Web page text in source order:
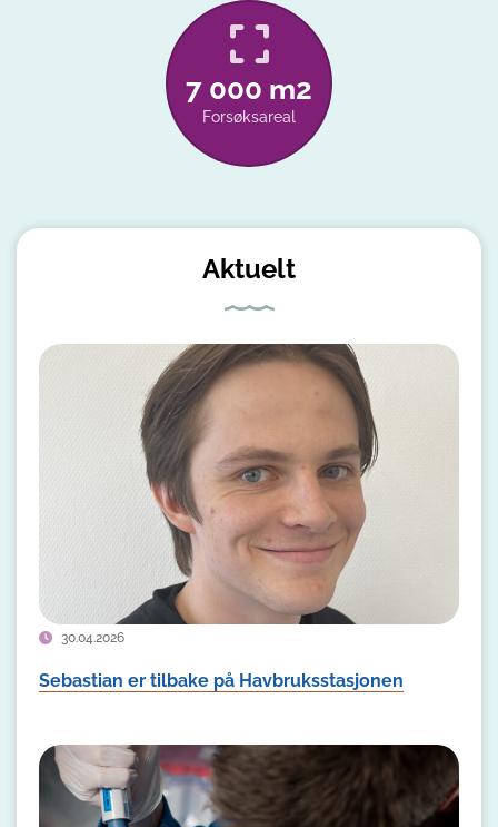
7 000 m2
Forsøksareal
Aktuelt
30.04.2026
Sebastian er tilbake på Havbruksstasjonen